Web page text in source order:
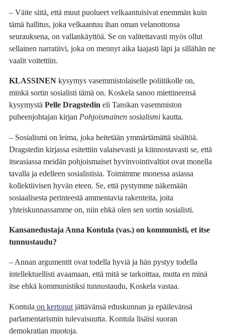
– Väite siitä, että muut puolueet velkaantuisivat enemmän kuin
tämä hallitus, joka velkaantuu ihan oman velanottonsa
seurauksena, on vallankäyttöä. Se on valitettavasti myös ollut
sellainen narratiivi, joka on mennyt aika laajasti läpi ja sillähän ne
vaalit voitettiin.
KLASSINEN kysymys vasemmistolaiselle poliitikolle on,
minkä sortin sosialisti tämä on. Koskela sanoo miettineensä
kysymystäPelle Dragstedin eli Tanskan vasemmiston
puheenjohtajan kirjanPohjoismainen sosialismikautta.
– Sosialismi on leima, joka heitetään ymmärtämättä sisältöä.
Dragstedin kirjassa esitettiin valaisevasti ja kiinnostavasti se, että
itseasiassa meidän pohjoismaiset hyvinvointivaltiot ovat monella
tavalla ja edelleen sosialistisia. Toimimme monessa asiassa
kollektiivisen hyvän eteen. Se, että pystymme näkemään
sosiaalisesta perinteestä ammentavia rakenteita, joita
yhteiskunnassamme on, niin ehkä olen sen sortin sosialisti.
Kansanedustaja Anna Kontula (vas.) on kommunisti, et itse
tunnustaudu?
– Annan argumentit ovat todella hyviä ja hän pystyy todella
intellektuellisti avaamaan, että mitä se tarkoittaa, mutta en minä
itse ehkä kommunistiksi tunnustaudu, Koskela vastaa.
Kontula on kertonut jättävänsä eduskunnan ja epäilevänsä
parlamentarismin tulevaisuutta. Kontula lisäisi suoran
demokratian muotoja.